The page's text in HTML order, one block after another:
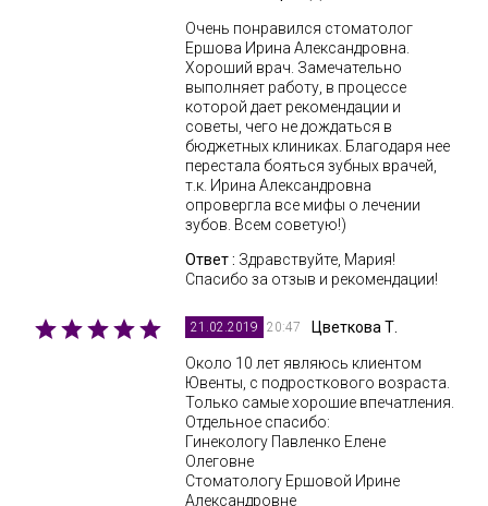
Очень понравился стоматолог
Ершова Ирина Александровна.
Хороший врач. Замечательно
выполняет работу, в процессе
которой дает рекомендации и
советы, чего не дождаться в
бюджетных клиниках. Благодаря нее
перестала бояться зубных врачей,
т.к. Ирина Александровна
опровергла все мифы о лечении
зубов. Всем советую!)
Ответ : Здравствуйте, Мария!
Спасибо за отзыв и рекомендации!
21.02.2019 20:47 Цветкова Т.
Около 10 лет являюсь клиентом
Ювенты, с подросткового возраста.
Только самые хорошие впечатления.
Отдельное спасибо:
Гинекологу Павленко Елене
Олеговне
Стоматологу Ершовой Ирине
Александровне